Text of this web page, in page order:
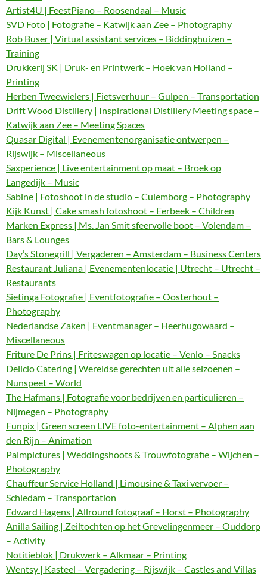
Artist4U | FeestPiano – Roosendaal – Music
SVD Foto | Fotografie – Katwijk aan Zee – Photography
Rob Buser | Virtual assistant services – Biddinghuizen –
Training
Drukkerij SK | Druk- en Printwerk – Hoek van Holland –
Printing
Herben Tweewielers | Fietsverhuur – Gulpen – Transportation
Drift Wood Distillery | Inspirational Distillery Meeting space –
Katwijk aan Zee – Meeting Spaces
Quasar Digital | Evenementenorganisatie ontwerpen –
Rijswijk – Miscellaneous
Saxperience | Live entertainment op maat – Broek op
Langedijk – Music
Sabine | Fotoshoot in de studio – Culemborg – Photography
Kijk Kunst | Cake smash fotoshoot – Eerbeek – Children
Marken Express | Ms. Jan Smit sfeervolle boot – Volendam –
Bars & Lounges
Day’s Stonegrill | Vergaderen – Amsterdam – Business Centers
Restaurant Juliana | Evenementenlocatie | Utrecht – Utrecht –
Restaurants
Sietinga Fotografie | Eventfotografie – Oosterhout –
Photography
Nederlandse Zaken | Eventmanager – Heerhugowaard –
Miscellaneous
Friture De Prins | Friteswagen op locatie – Venlo – Snacks
Delicio Catering | Wereldse gerechten uit alle seizoenen –
Nunspeet – World
The Hafmans | Fotografie voor bedrijven en particulieren –
Nijmegen – Photography
Funpix | Green screen LIVE foto-entertainment – Alphen aan
den Rijn – Animation
Palmpictures | Weddingshoots & Trouwfotografie – Wijchen –
Photography
Chauffeur Service Holland | Limousine & Taxi vervoer –
Schiedam – Transportation
Edward Hagens | Allround fotograaf – Horst – Photography
Anilla Sailing | Zeiltochten op het Grevelingenmeer – Ouddorp
– Activity
Notitieblok | Drukwerk – Alkmaar – Printing
Wentsy | Kasteel – Vergadering – Rijswijk – Castles and Villas